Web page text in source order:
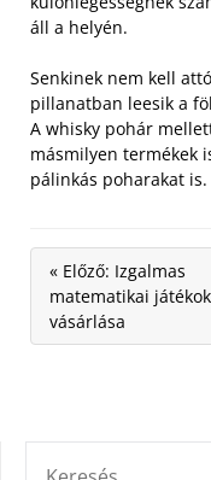
áll a helyén.
Senkinek nem kell
pillanatban leesik a
A whisky pohár
másmilyen termékek
pálinkás poharakat is.
« Előző: Izgalmas
matematikai játékok
vásárlása